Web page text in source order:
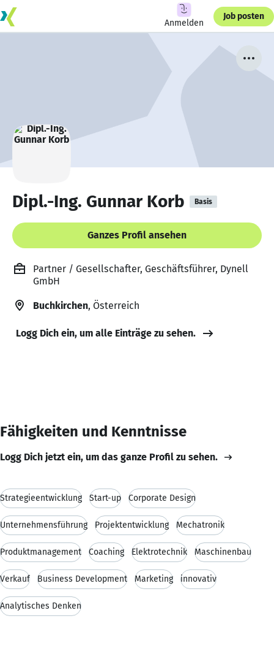
Anmelden
Job posten
Dipl.-Ing. Gunnar Korb Basis
Ganzes Profil ansehen
Partner / Gesellschafter, Geschäftsführer, Dynell
GmbH
Buchkirchen, Österreich
Logg Dich ein, um alle Einträge zu sehen.
Fähigkeiten und Kenntnisse
Logg Dich jetzt ein, um das ganze Profil zu sehen.
Strategieentwicklung Start-up Corporate Design
Unternehmensführung Projektentwicklung Mechatronik
Produktmanagement Coaching Elektrotechnik Maschinenbau
Verkauf Business Development Marketing innovativ
Analytisches Denken